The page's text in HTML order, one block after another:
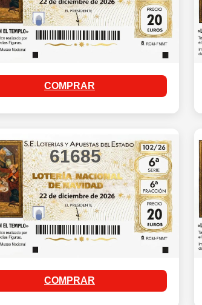
COMPRAR
61685
COMPRAR